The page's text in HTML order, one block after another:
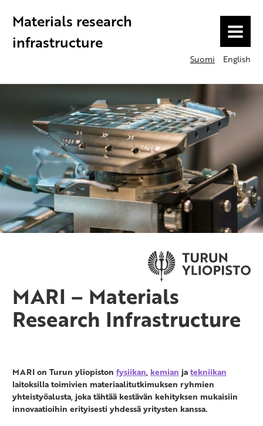
Materials research
infrastructure
MENU
Suomi English
MARI – Materials
Research Infrastructure
MARI on Turun yliopiston fysiikan, kemian jatekniikan
laitoksilla toimivien materiaalitutkimuksen ryhmien
yhteistyöalusta, joka tähtää kestävän kehityksen mukaisiin
innovaatioihin erityisesti yhdessä yritysten kanssa.